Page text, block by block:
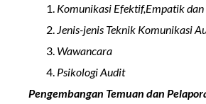
Komunikasi Efektif,Empatik
Jenis-jenis Teknik Komunikasi
Wawancara
Psikologi Audit
Pengembangan Temuan dan